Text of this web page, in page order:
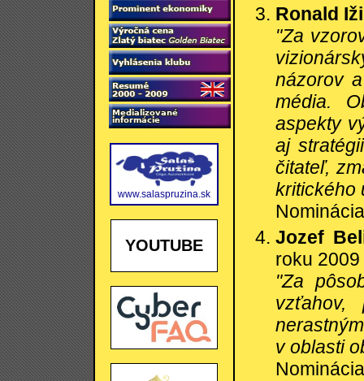
www.salaspruzina.sk
YOUTUBE
Ronald
"Za
názorov
média.
aspekty
aj
čitateľ,
kritického
Jozef
roku 2009
"Za
vzťahov,
v oblasti